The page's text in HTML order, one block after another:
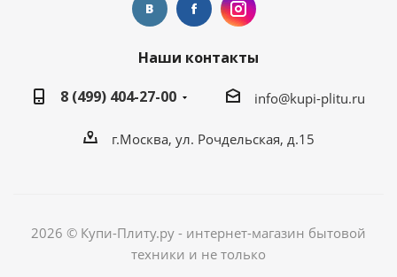
Наши контакты
8 (499) 404-27-00
info@kupi-plitu.ru
г.Москва, ул. Рочдельская, д.15
2026 © Купи-Плиту.ру - интернет-магазин бытовой
техники и не только